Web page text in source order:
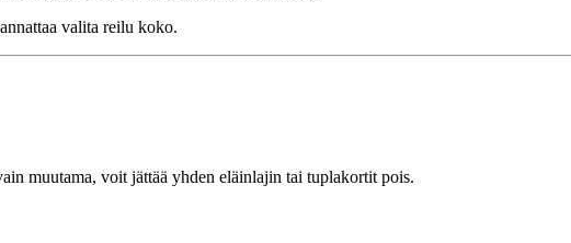
valita reilu koko.
muutama, voit jättää yhden eläinlajin tai tuplakortit pois.